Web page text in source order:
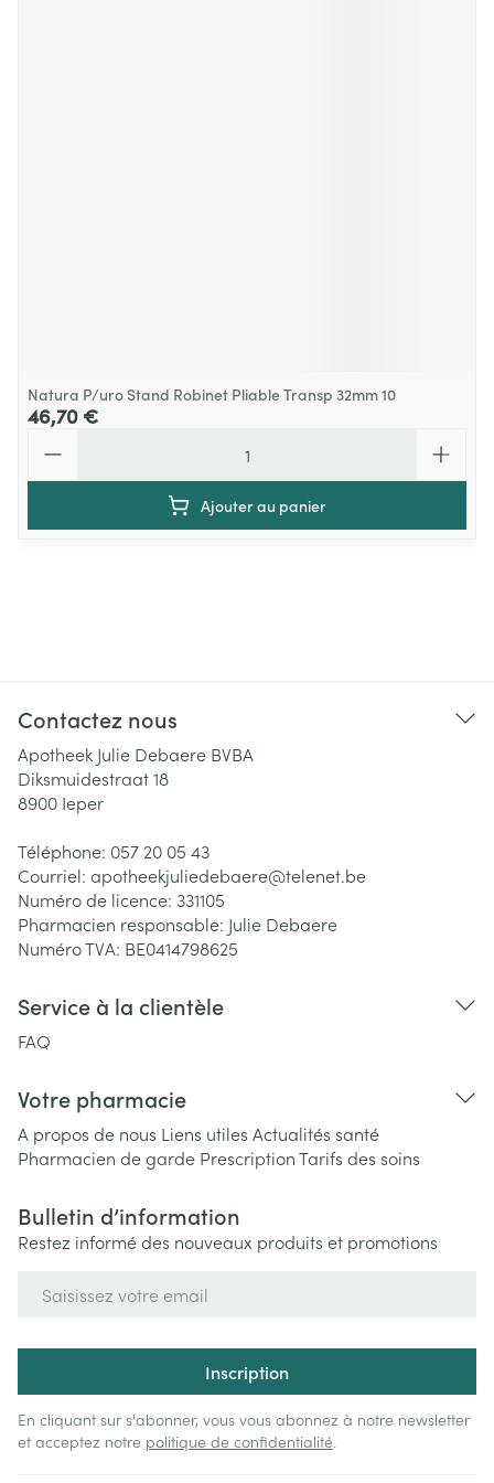
Natura P/uro Stand Robinet Pliable Transp 32mm 10
46,70 €
Ajouter au panier
Contactez nous
Apotheek Julie Debaere BVBA
Diksmuidestraat 18
8900 Ieper
Téléphone: 057 20 05 43
Courriel: apotheekjuliedebaere@telenet.be
Numéro de licence: 331105
Pharmacien responsable: Julie Debaere
Numéro TVA: BE0414798625
Service à la clientèle
FAQ
Votre pharmacie
A propos de nous Liens utiles Actualités santé
Pharmacien de garde PrescriptionTarifs des soins
Bulletin d’information
Restez informé des nouveaux produits et promotions
Inscription
En cliquant sur s'abonner, vous vous abonnez à notre newsletter
et acceptez notre politique de confidentialité.